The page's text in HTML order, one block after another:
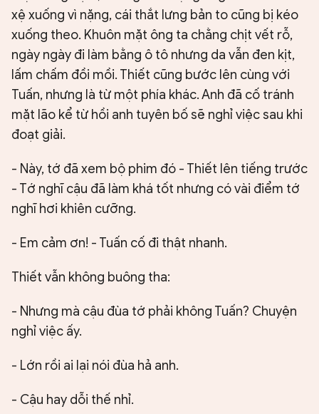
xệ xuống vì nặng, cái thắt lưng bản to cũng bị kéo
xuống theo. Khuôn mặt ông ta chằng chịt vết rỗ,
ngày ngày đi làm bằng ô tô nhưng da vẫn đen kịt,
lấm chấm đồi mồi. Thiết cũng bước lên cùng với
Tuấn, nhưng là từ một phía khác. Anh đã cố tránh
mặt lão kể từ hồi anh tuyên bố sẽ nghỉ việc sau khi
đoạt giải.
- Này, tớ đã xem bộ phim đó - Thiết lên tiếng trước
- Tớ nghĩ cậu đã làm khá tốt nhưng có vài điểm tớ
nghĩ hơi khiên cưỡng.
- Em cảm ơn! - Tuấn cố đi thật nhanh.
Thiết vẫn không buông tha:
- Nhưng mà cậu đùa tớ phải không Tuấn? Chuyện
nghỉ việc ấy.
- Lớn rồi ai lại nói đùa hả anh.
- Cậu hay dỗi thế nhỉ.